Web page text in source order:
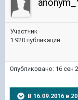
Участник
1 920 публикаций
Опубликовано: 16 сен
В 16.09.2016 в